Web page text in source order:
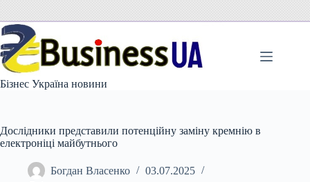
вмісту
Бізнес Україна новини
Дослідники представили потенційну заміну кремнію в
електроніці майбутнього
Богдан Власенко
03.07.2025